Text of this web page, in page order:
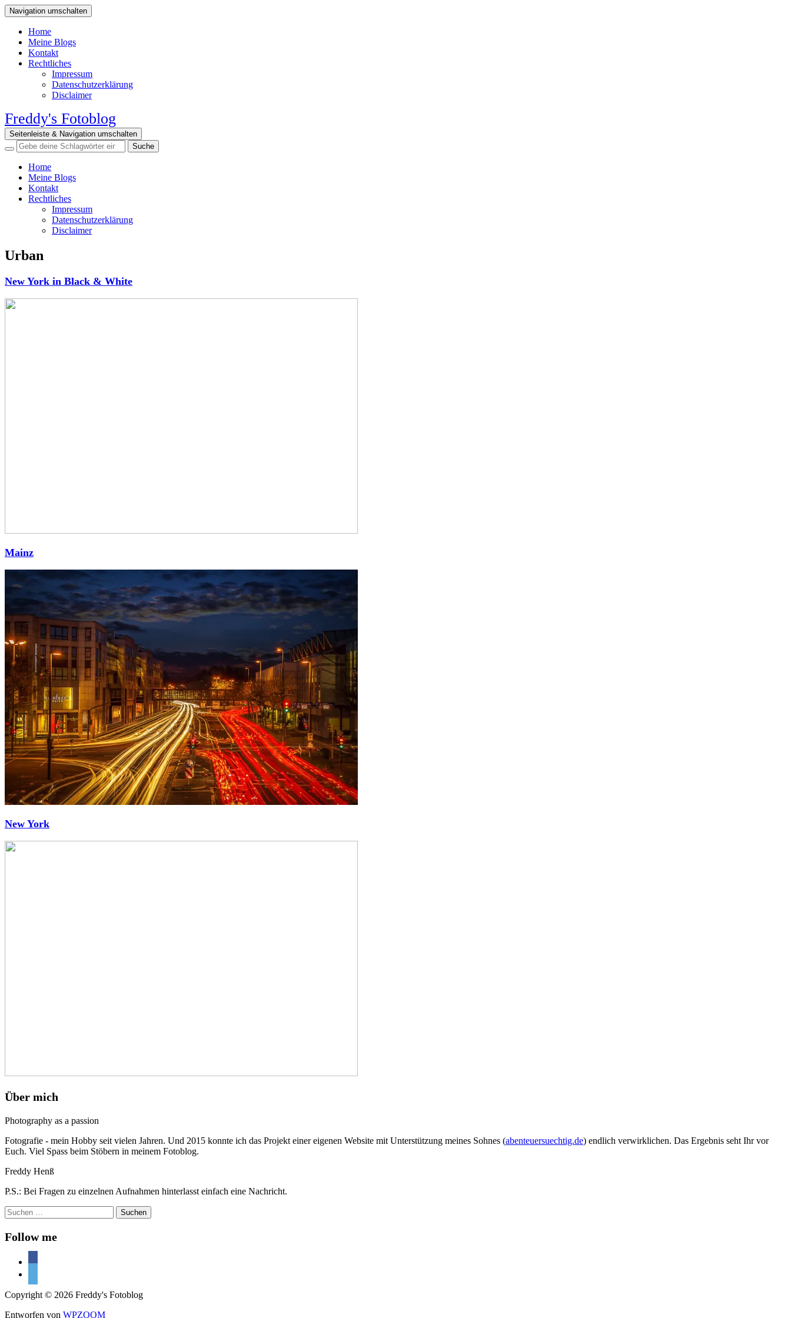
Navigation umschalten
Home
Meine Blogs
Kontakt
Rechtliches
Impressum
Datenschutzerklärung
Disclaimer
Freddy's Fotoblog
Seitenleiste & Navigation umschalten
Home
Meine Blogs
Kontakt
Rechtliches
Impressum
Datenschutzerklärung
Disclaimer
Urban
New York in Black & White
Mainz
New York
Über mich
Photography as a passion
Fotografie - mein Hobby seit vielen Jahren. Und 2015 konnte ich das Projekt einer eigenen Website mit Unterstützung meines Sohnes (abenteuersuechtig.de) endlich verwirklichen. Das Ergebnis seht Ihr vor
Euch. Viel Spass beim Stöbern in meinem Fotoblog.
Freddy Henß
P.S.: Bei Fragen zu einzelnen Aufnahmen hinterlasst einfach eine Nachricht.
Suchen
nach:
Follow me
Copyright © 2026 Freddy's Fotoblog
Entworfen von WPZOOM